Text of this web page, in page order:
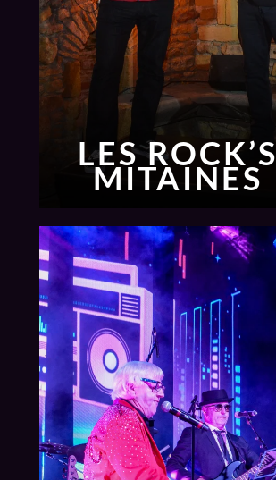
LES ROCK’S
MITAINES